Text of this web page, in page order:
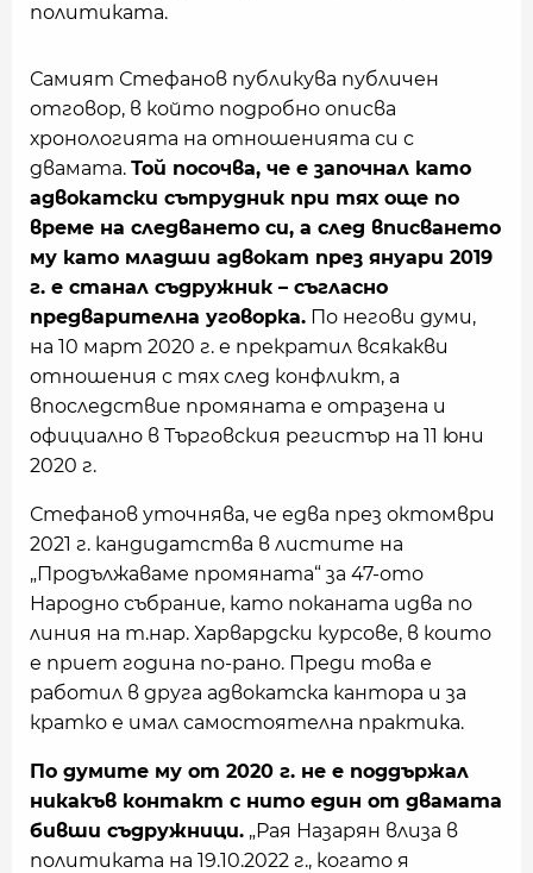
политиката.
Самият Стефанов публикува публичен
отговор, в който подробно описва
хронологията на отношенията си с
двамата. Той посочва, че е започнал като
адвокатски сътрудник при тях още по
време на следването си, а след вписването
му като младши адвокат през януари 2019
г. е станал съдружник – съгласно
предварителна уговорка. По негови думи,
на 10 март 2020 г. е прекратил всякакви
отношения с тях след конфликт, а
впоследствие промяната е отразена и
официално в Търговския регистър на 11 юни
2020 г.
Стефанов уточнява, че едва през октомври
2021 г. кандидатства в листите на
„Продължаваме промяната“ за 47-ото
Народно събрание, като поканата идва по
линия на т.нар. Харвардски курсове, в които
е приет година по-рано. Преди това е
работил в друга адвокатска кантора и за
кратко е имал самостоятелна практика.
По думите му от 2020 г. не е поддържал
никакъв контакт с нито един от двамата
бивши съдружници. „Рая Назарян влиза в
политиката на 19.10.2022 г., когато я